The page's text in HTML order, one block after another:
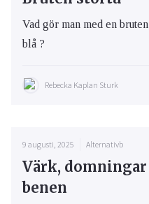
Vad gör man med en
blå ?
Rebecka Kaplan Sturk
9 augusti, 2025 Alternativb
Värk,
benen